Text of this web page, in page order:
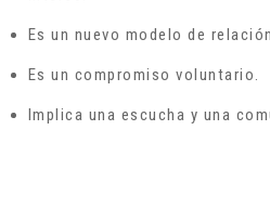
Es un nuevo modelo de
Es un compromiso voluntario.
Implica una escucha y una